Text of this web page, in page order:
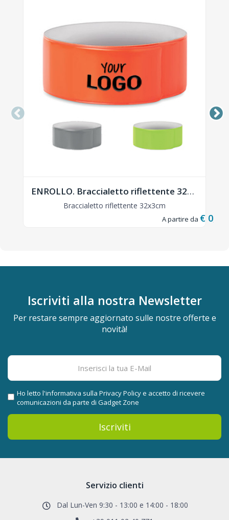
ENROLLO. Braccialetto riflettente 32x3cm - MO8282
Braccialetto riflettente 32x3cm
€ 0,26
Iscriviti alla nostra Newsletter
Per restare sempre aggiornato sulle nostre offerte e
novità!
Iscriviti
Ho letto l'informativa sulla Privacy Policye accetto di ricevere
comunicazioni da parte di Gadget Zone
Servizio clienti
Dal Lun-Ven 9:30 - 13:00 e 14:00 - 18:00